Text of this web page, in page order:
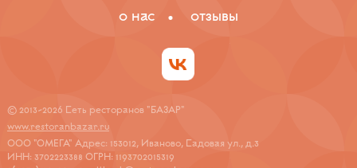
о нас отзывы
© 2013-2026 Сеть ресторанов "БАЗАР"
www.restoranbazar.ru
ООО "ОМЕГА" Адрес: 153012, Иваново, Садовая ул., д.3
ИНН: 3702223388 ОГРН: 1193702015319